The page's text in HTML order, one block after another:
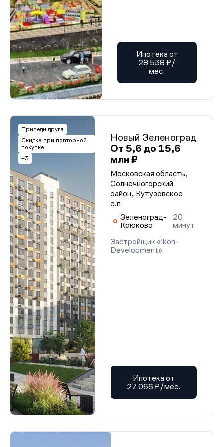
Ипотека от
28 538 ₽/
мес.
Приведи друга
Скидка при повторной
покупке
+3
Новый Зеленоград
От 5,6 до 15,6
млн ₽
Московская область,
Солнечногорский
район, Кутузовское
с.п.
Зеленоград-
Крюково
20
минут
Застройщик «Ikon-
Development»
Ипотека от
27 066 ₽/мес.